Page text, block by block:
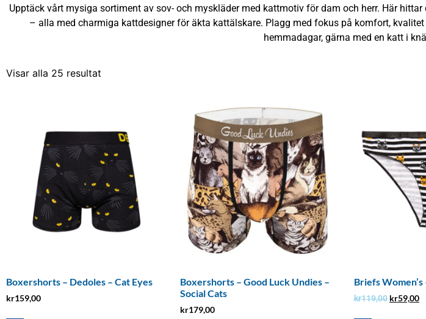
Upptäck vårt mysiga sortiment av sov- och myskläder med kattmotiv för dam och herr. Här
– alla med charmiga kattdesigner för äkta kattälskare. Plagg med fokus på komfort,
hemmadagar, gärna med en katt i
Visar alla 25 resultat
Boxershorts – Dedoles – Cat Eyes
kr159,00
Boxershorts – Good Luck Undies –
Social Cats
kr179,00
Briefs
kr119,00 kr59,00